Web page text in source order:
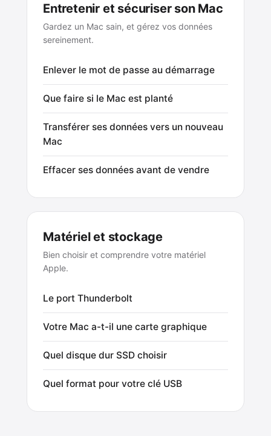
Entretenir et sécuriser son Mac
Gardez un Mac sain, et gérez vos données
sereinement.
Enlever le mot de passe au démarrage
Que faire si le Mac est planté
Transférer ses données vers un nouveau
Mac
Effacer ses données avant de vendre
Matériel et stockage
Bien choisir et comprendre votre matériel
Apple.
Le port Thunderbolt
Votre Mac a-t-il une carte graphique
Quel disque dur SSD choisir
Quel format pour votre clé USB